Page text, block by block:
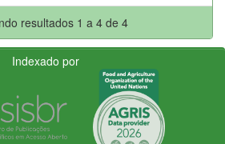
resultados 1 a 4 de 4
Indexado por